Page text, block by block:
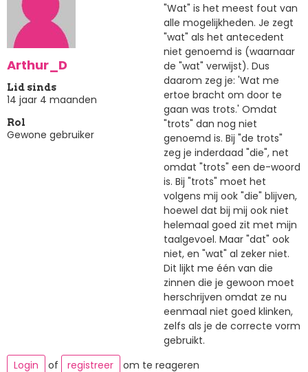
Arthur_D
Lid sinds
14 jaar 4 maanden
Rol
Gewone gebruiker
"Wat" is het meest fout van
alle mogelijkheden. Je zegt
"wat" als het antecedent
niet genoemd is (waarnaar
de "wat" verwijst). Dus
daarom zeg je: 'Wat me
ertoe bracht om door te
gaan was trots.' Omdat
"trots" dan nog niet
genoemd is. Bij "de trots"
zeg je inderdaad "die", net
omdat "trots" een de-woord
is. Bij "trots" moet het
volgens mij ook "die" blijven,
hoewel dat bij mij ook niet
helemaal goed zit met mijn
taalgevoel. Maar "dat" ook
niet, en "wat" al zeker niet.
Dit lijkt me één van die
zinnen die je gewoon moet
herschrijven omdat ze nu
eenmaal niet goed klinken,
zelfs als je de correcte vorm
gebruikt.
Login
of registreer om te reageren